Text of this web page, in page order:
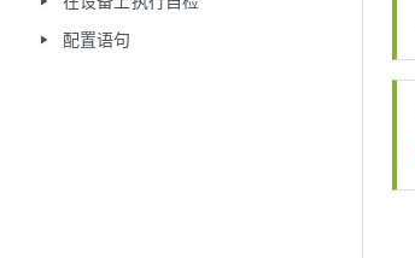
play_arrow 配置语句